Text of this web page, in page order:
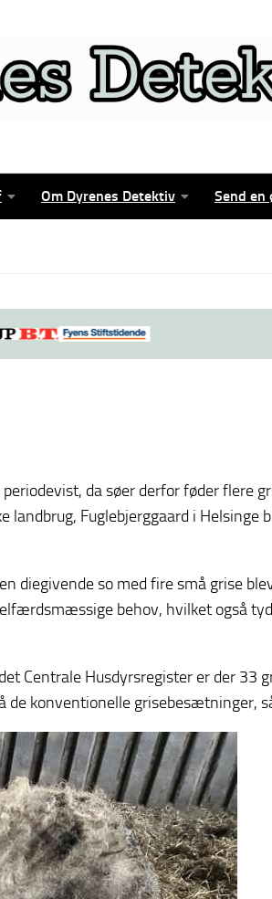
Om Dyrenes Detektiv Send en
da søer derfor føder flere
landbrug, Fuglebjerggaard i
diegivende so med fire små grise
behov, hvilket også
Centrale Husdyrsregister er der 33
konventionelle grisebesætninger,